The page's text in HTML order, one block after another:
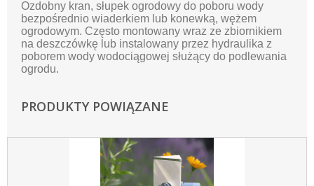
Ozdobny kran, słupek ogrodowy do poboru wody
bezpośrednio wiaderkiem lub konewką, wężem
ogrodowym. Często montowany wraz ze zbiornikiem
na deszczówkę lub instalowany przez hydraulika z
poborem wody wodociągowej służący do podlewania
ogrodu.
PRODUKTY POWIĄZANE